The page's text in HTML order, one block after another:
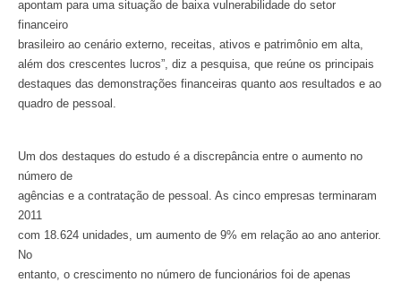
apontam para uma situação de baixa vulnerabilidade do setor
financeiro
brasileiro ao cenário externo, receitas, ativos e patrimônio em alta,
além dos crescentes lucros”, diz a pesquisa, que reúne os principais
destaques das demonstrações financeiras quanto aos resultados e ao
quadro de pessoal.
Um dos destaques do estudo é a discrepância entre o aumento no
número de
agências e a contratação de pessoal. As cinco empresas terminaram
2011
com 18.624 unidades, um aumento de 9% em relação ao ano anterior.
No
entanto, o crescimento no número de funcionários foi de apenas